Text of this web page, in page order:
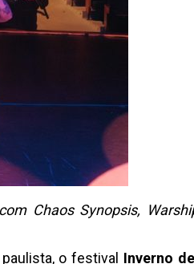
Chaos Synopsis,
o festival Inverno